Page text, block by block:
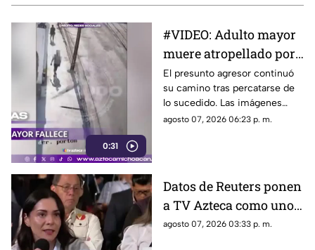
0:31
#VIDEO: Adulto mayor
muere atropellado por
tráiler tras ser
empujado.
El presunto agresor continuó
su camino tras percatarse de
lo sucedido. Las imágenes
causaron indignación en redes
agosto 07, 2026 06:23 p. m.
Datos de Reuters ponen
a TV Azteca como uno
de los medios con
agosto 07, 2026 03:33 p. m.